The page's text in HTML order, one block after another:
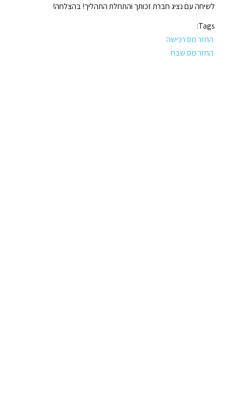
לשיחה עם נציג חברת זכותך והתחלת התהליך! בהצלחה!
Tags:
החזר מס רכישה
החזר מס שבח